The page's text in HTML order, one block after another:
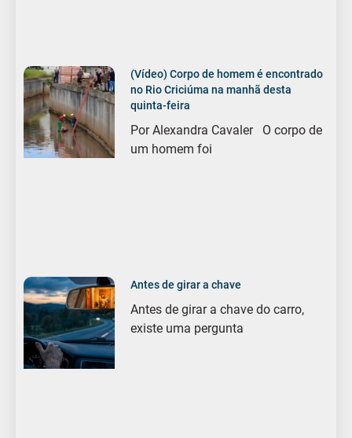
(Vídeo) Corpo de homem é encontrado
no Rio Criciúma na manhã desta
quinta-feira
Por Alexandra Cavaler O corpo de
um homem foi
Antes de girar a chave
Antes de girar a chave do carro,
existe uma pergunta